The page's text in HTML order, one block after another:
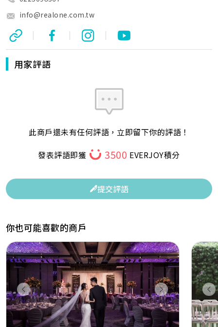
info@realone.com.tw
| | |
用家評語
此商戶還未有任何評語，立即留下你的評語！
發表評語即獲
3500 EVERJOY積分
提交評語
你也可能喜歡的商戶
Previous Next